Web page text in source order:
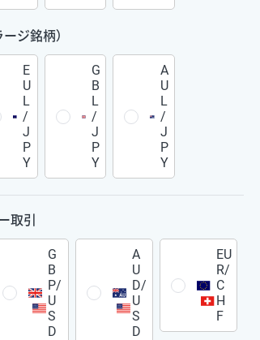
ジ銘柄）
E
U
L
/
J
P
Y
G
B
L
/
J
P
Y
A
U
L
/
J
P
Y
取引
G
B
P/
U
S
D
A
U
D/
U
S
D
EU
R/
C
H
F